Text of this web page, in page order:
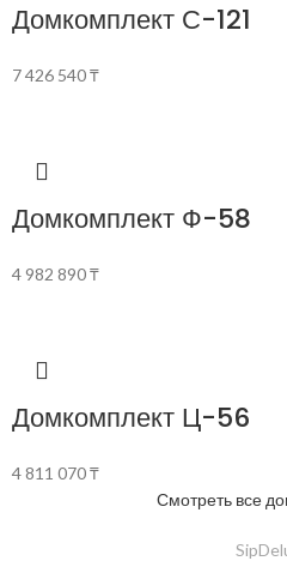
Домкомплект С-121
7 426 540₸
Домкомплект Ф-58
4 982 890₸
Домкомплект Ц-56
4 811 070₸
Смотреть все